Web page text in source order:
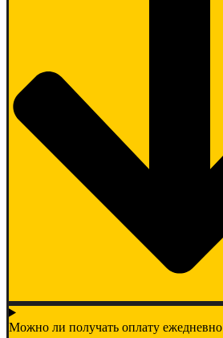
Можно ли получать оплату ежедневно